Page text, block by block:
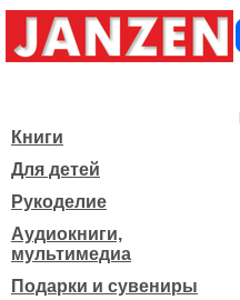
Книги
Для детей
Рукоделие
Аудиокниги,
мультимедиа
Подарки и сувениры